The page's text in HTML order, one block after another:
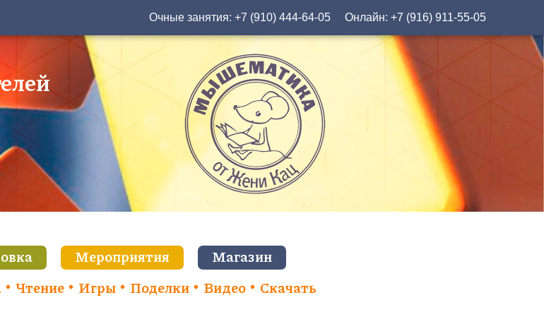
Очные занятия:+7 (910) 444-64-05 Онлайн:+7 (916) 911-55-05
Мероприятия
Магазин
Чтение Игры Поделки Видео Скачать